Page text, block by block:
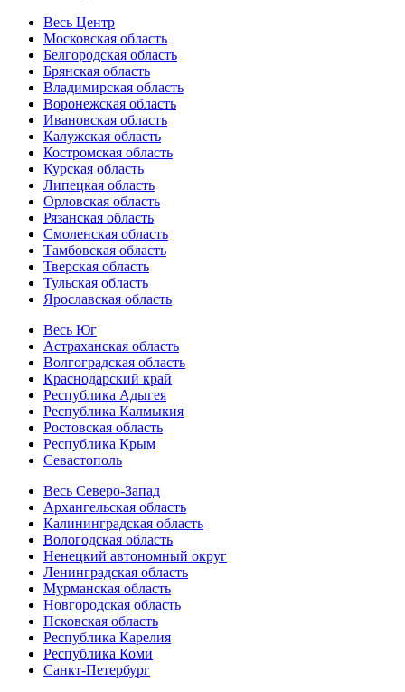
Весь Центр
Московская область
Белгородская область
Брянская область
Владимирская область
Воронежская область
Ивановская область
Калужская область
Костромская область
Курская область
Липецкая область
Орловская область
Рязанская область
Смоленская область
Тамбовская область
Тверская область
Тульская область
Ярославская область
Весь Юг
Астраханская область
Волгоградская область
Краснодарский край
Республика Адыгея
Республика Калмыкия
Ростовская область
Республика Крым
Севастополь
Весь Северо-Запад
Архангельская область
Калининградская область
Вологодская область
Ненецкий автономный округ
Ленинградская область
Мурманская область
Новгородская область
Псковская область
Республика Карелия
Республика Коми
Санкт-Петербург